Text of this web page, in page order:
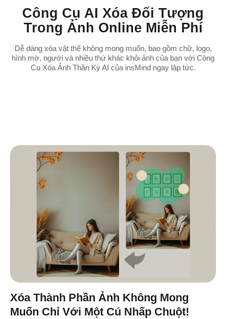
Công Cụ AI Xóa Đối Tượng
Trong Ảnh Online Miễn Phí
Dễ dàng xóa vật thể không mong muốn, bao gồm chữ, logo,
hình mờ, người và nhiều thứ khác khỏi ảnh của bạn với Công
Cụ Xóa Ảnh Thần Kỳ AI của insMind ngay lập tức.
Xóa Thành Phần Ảnh Không Mong
Muốn Chỉ Với Một Cú Nhấp Chuột!